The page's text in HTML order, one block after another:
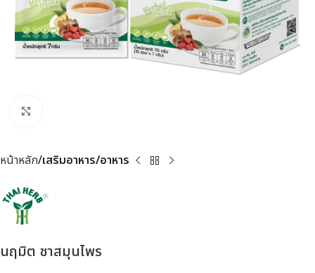
หน้าหลัก เสริมอาหาร/อาหาร
นฤมิต ชาสมุนไพร